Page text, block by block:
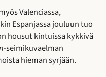
Valenciassa,
Espanjassa jouluun tuo
housut kintuissa kykkivä
-seimikuvaelman
hieman syrjään.